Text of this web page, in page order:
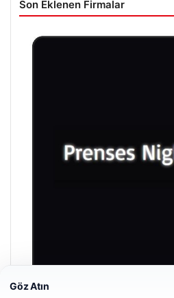
Son Eklenen Firmalar
Göz Atın